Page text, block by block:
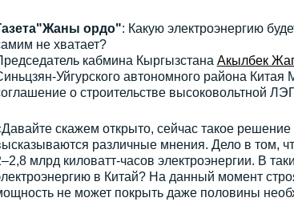
ордо": Какую электроэнергию
не хватает?
кабмина Кыргызстана Акылбек
Уйгурского автономного района
о строительстве высоковольтной
скажем открыто, сейчас такое
различные мнения. Дело в том,
млрд киловатт-часов электроэнергии. В
в Китай? На данный момент
не может покрыть даже половины